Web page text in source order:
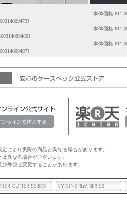
本体価格 ¥
本体価格 ¥
本体価格 ¥
により実際の商品と異なる場合があります。
異なる場合がございます。
外観は変更することがあります。